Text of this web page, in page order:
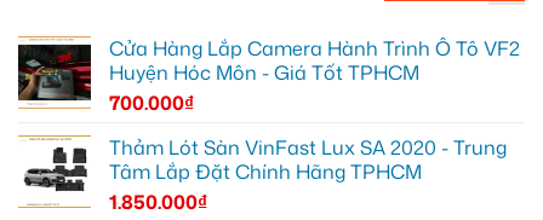
Cửa Hàng Lắp Camera Hành Trình Ô Tô VF2
Huyện Hóc Môn - Giá Tốt TPHCM
700.000₫
Thảm Lót Sàn VinFast Lux SA 2020 - Trung
Tâm Lắp Đặt Chính Hãng TPHCM
1.850.000₫